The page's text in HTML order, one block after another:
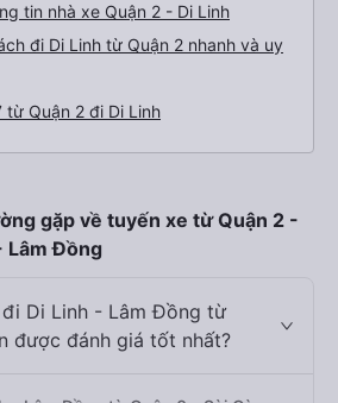
tin nhà xe Quận 2 - Di Linh
đi Di Linh từ Quận 2 nhanh và uy
Quận 2 đi Di Linh
gặp về tuyến xe từ Quận 2 -
Lâm Đồng
đi Di Linh - Lâm Đồng từ
được đánh giá tốt nhất?